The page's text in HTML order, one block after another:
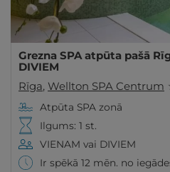
Grezna SPA atpūta pašā
DIVIEM
Rīga, Wellton SPA Centrum
Atpūta SPA zonā
Ilgums: 1 st.
VIENAM vai DIVIEM
Ir spēkā 12 mēn. no